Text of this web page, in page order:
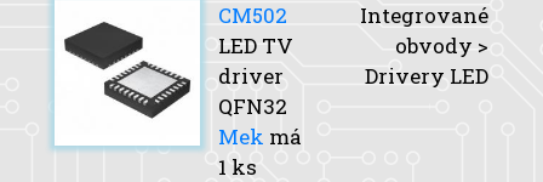
CM502
LED TV
driver
QFN32
Mek má
1 ks
Integrované
obvody >
Drivery LED